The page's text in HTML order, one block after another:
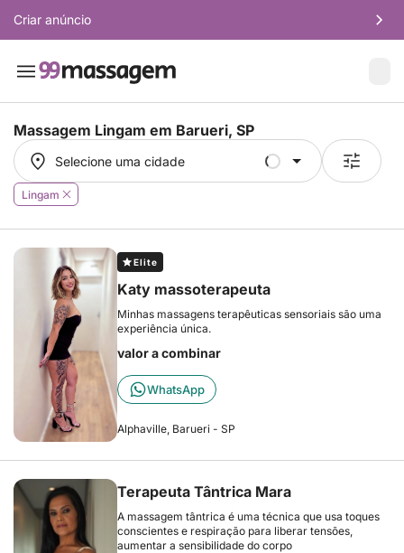
Criar anúncio
Massagem Lingam em Barueri, SP
Selecione uma cidade
Selecione uma cidade
Lingam
Elite
Katy massoterapeuta
Minhas massagens terapêuticas sensoriais são uma
experiência única.
valor a combinar
WhatsApp
Alphaville, Barueri - SP
Terapeuta Tântrica Mara
A massagem tântrica é uma técnica que usa toques
conscientes e respiração para liberar tensões,
aumentar a sensibilidade do corpo